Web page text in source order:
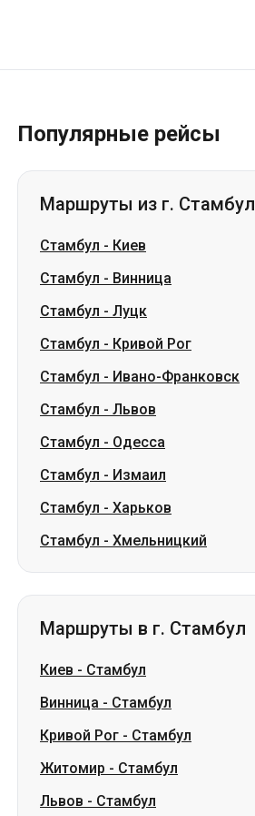
Популярные рейсы
Маршруты из г. Стамбул
Стамбул - Киев
Стамбул - Винница
Стамбул - Луцк
Стамбул - Кривой Рог
Стамбул - Ивано-Франковск
Стамбул - Львов
Стамбул - Одесса
Стамбул - Измаил
Стамбул - Харьков
Стамбул - Хмельницкий
Маршруты в г. Стамбул
Киев - Стамбул
Винница - Стамбул
Кривой Рог - Стамбул
Житомир - Стамбул
Львов - Стамбул